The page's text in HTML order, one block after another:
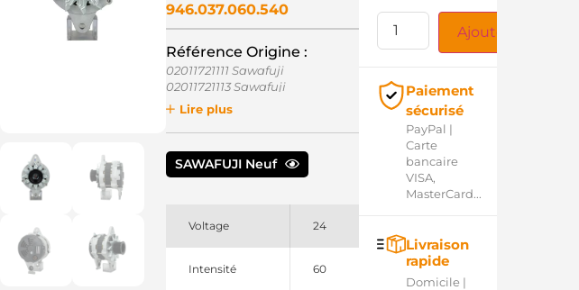
946.037.060.540
Référence Origine :
02011721111 Sawafuji
02011721113 Sawafuji
27060E0040 Hino
946037060 PSH
Lire plus
SAWAFUJI Neuf
Voltage 24
Intensité 60
Ajouter au
Paiement
sécurisé
PayPal |
Carte
bancaire
VISA,
MasterCard...
Livraison
rapide
Domicile |